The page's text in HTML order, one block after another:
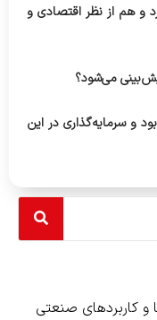
و هم از نظر اقتصادی و
بالا خواهد بود و سرمایه‌گذاری در این
و کاربردهای صنعتی